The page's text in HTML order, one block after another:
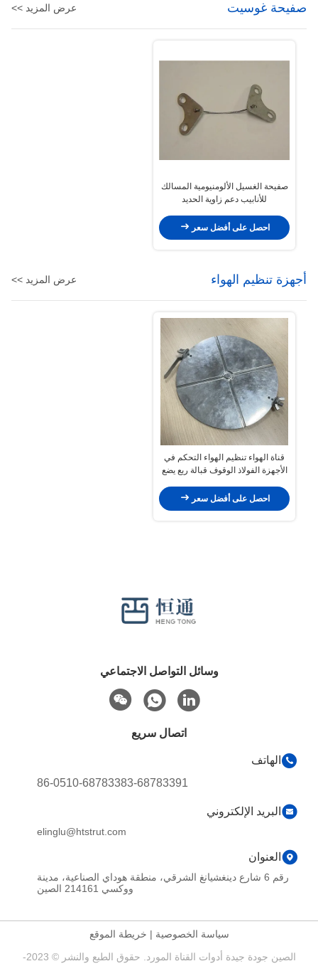
صفيحة غوسيت عرض المزيد >>
صفيحة الغسيل الألومنيومية المسالك
للأنابيب دعم زاوية الحديد
احصل على أفضل سعر
أجهزة تنظيم الهواء عرض المزيد >>
قناة الهواء تنظيم الهواء التحكم في
الأجهزة الفولاذ الوقوف قبالة ربع يضع
احصل على أفضل سعر
وسائل التواصل الاجتماعي
اتصال سريع
الهاتف
86-0510-68783383-68783391
البريد الإلكتروني
elinglu@htstrut.com
العنوان
رقم 6 شارع دينغشيانغ الشرقي، منطقة هوداي الصناعية، مدينة
ووكسي 214161 الصين
سياسة الخصوصية | خريطة الموقع
الصين جودة جيدة أدوات القناة المورد. حقوق الطبع والنشر © 2023-